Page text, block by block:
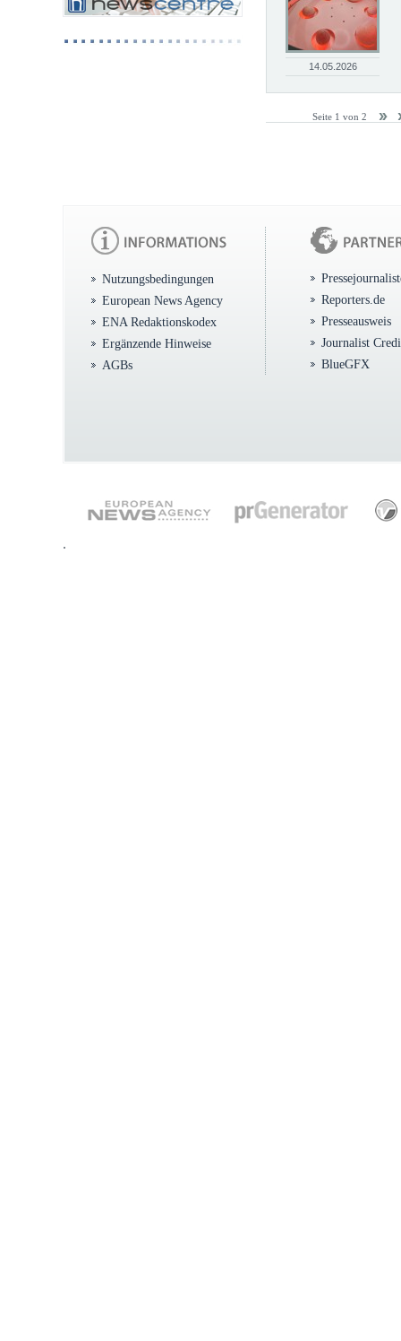
14.05.2026
Seite 1 von 2
Nutzungsbedingungen
European News Agency
ENA Redaktionskodex
Ergänzende Hinweise
AGBs
Reporters.de
Presseausweis
Journalist
BlueGFX
.